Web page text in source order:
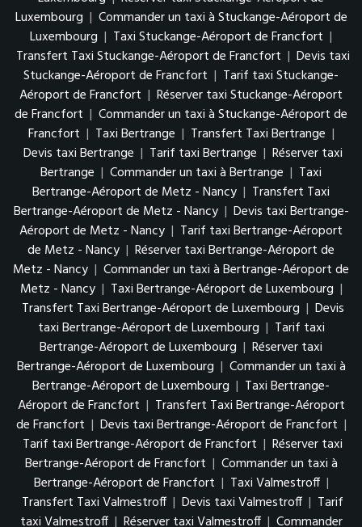
Luxembourg | Commander un taxi à Stuckange-Aéroport de
Luxembourg | Taxi Stuckange-Aéroport de Francfort |
Transfert Taxi Stuckange-Aéroport de Francfort | Devis taxi
Stuckange-Aéroport de Francfort | Tarif taxi Stuckange-
Aéroport de Francfort | Réserver taxi Stuckange-Aéroport
de Francfort | Commander un taxi à Stuckange-Aéroport de
Francfort | Taxi Bertrange | Transfert Taxi Bertrange |
Devis taxi Bertrange | Tarif taxi Bertrange | Réserver taxi
Bertrange | Commander un taxi à Bertrange | Taxi
Bertrange-Aéroport de Metz - Nancy | Transfert Taxi
Bertrange-Aéroport de Metz - Nancy | Devis taxi Bertrange-
Aéroport de Metz - Nancy | Tarif taxi Bertrange-Aéroport
de Metz - Nancy | Réserver taxi Bertrange-Aéroport de
Metz - Nancy | Commander un taxi à Bertrange-Aéroport de
Metz - Nancy | Taxi Bertrange-Aéroport de Luxembourg |
Transfert Taxi Bertrange-Aéroport de Luxembourg | Devis
taxi Bertrange-Aéroport de Luxembourg | Tarif taxi
Bertrange-Aéroport de Luxembourg | Réserver taxi
Bertrange-Aéroport de Luxembourg | Commander un taxi à
Bertrange-Aéroport de Luxembourg | Taxi Bertrange-
Aéroport de Francfort | Transfert Taxi Bertrange-Aéroport
de Francfort | Devis taxi Bertrange-Aéroport de Francfort |
Tarif taxi Bertrange-Aéroport de Francfort | Réserver taxi
Bertrange-Aéroport de Francfort | Commander un taxi à
Bertrange-Aéroport de Francfort | Taxi Valmestroff |
Transfert Taxi Valmestroff | Devis taxi Valmestroff | Tarif
taxi Valmestroff | Réserver taxi Valmestroff | Commander